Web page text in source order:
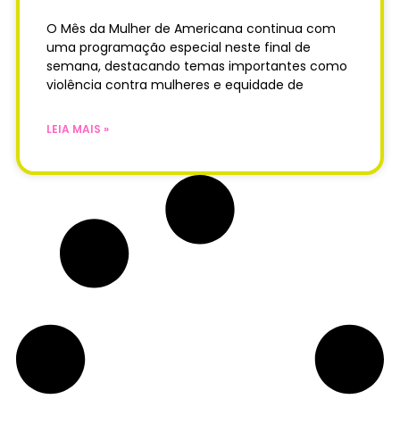
O Mês da Mulher de Americana continua com
uma programação especial neste final de
semana, destacando temas importantes como
violência contra mulheres e equidade de
LEIA MAIS »